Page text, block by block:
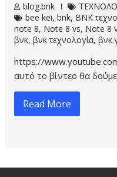
blog.bnk
bee kei,bnk, BNK
note 8, Note 8 vs, Note 8
βνκ,βνκ τεχνολογία,
https://
αυτό το βίντεο θα
Read More